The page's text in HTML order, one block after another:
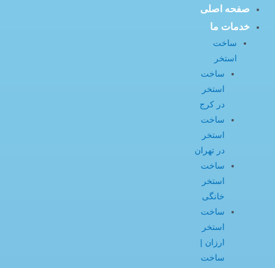
صفحه اصلی
خدمات ما
ساخت
استخر
ساخت
استخر
در کرج
ساخت
استخر
در تهران
ساخت
استخر
خانگی
ساخت
استخر
ارزان |
ساخت